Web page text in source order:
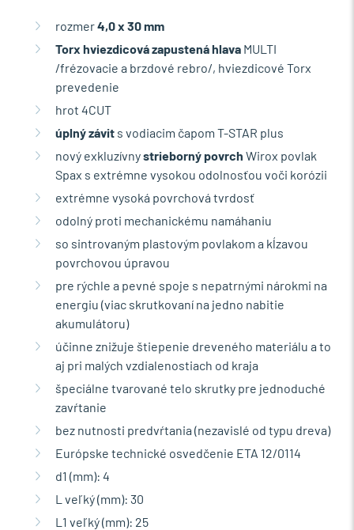
rozmer4,0 x 30 mm
Torx hviezdicová zapustená hlava MULTI
/frézovacie a brzdové rebro/, hviezdicové Torx
prevedenie
hrot 4CUT
úplný závit s vodiacim čapom T-STAR plus
nový exkluzívnystrieborný povrch Wirox povlak
Spax s extrémne vysokou odolnosťou voči korózii
extrémne vysoká povrchová tvrdosť
odolný proti mechanickému namáhaniu
so sintrovaným plastovým povlakom a kĺzavou
povrchovou úpravou
pre rýchle a pevné spoje s nepatrnými nárokmi na
energiu (viac skrutkovaní na jedno nabitie
akumulátoru)
účinne znižuje štiepenie dreveného materiálu a to
aj pri malých vzdialenostiach od kraja
špeciálne tvarované telo skrutky pre jednoduché
zavŕtanie
bez nutnosti predvŕtania (nezavislé od typu dreva)
Európske technické osvedčenie ETA 12/0114
d1 (mm): 4
L veľký (mm): 30
L1 veľký (mm): 25